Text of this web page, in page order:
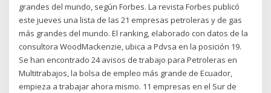
grandes del mundo, según Forbes. La revista Forbes publicó
este jueves una lista de las 21 empresas petroleras y de gas
más grandes del mundo. El ranking, elaborado con datos de la
consultora WoodMackenzie, ubica a Pdvsa en la posición 19.
Se han encontrado 24 avisos de trabajo para Petroleras en
Multitrabajos, la bolsa de empleo más grande de Ecuador,
empieza a trabajar ahora mismo. 11 empresas en el Sur de